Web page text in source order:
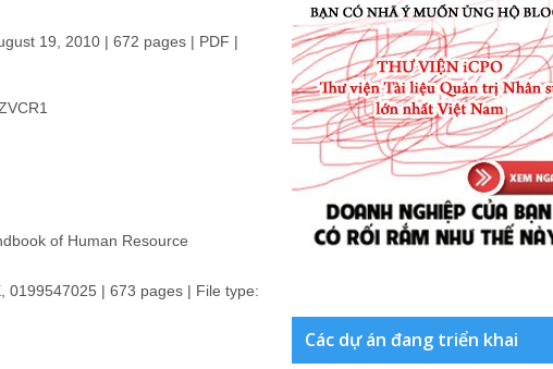
19, 2010 | 672 pages | PDF |
of Human Resource
0199547025 | 673 pages | File type:
Các dự án đang triển khai